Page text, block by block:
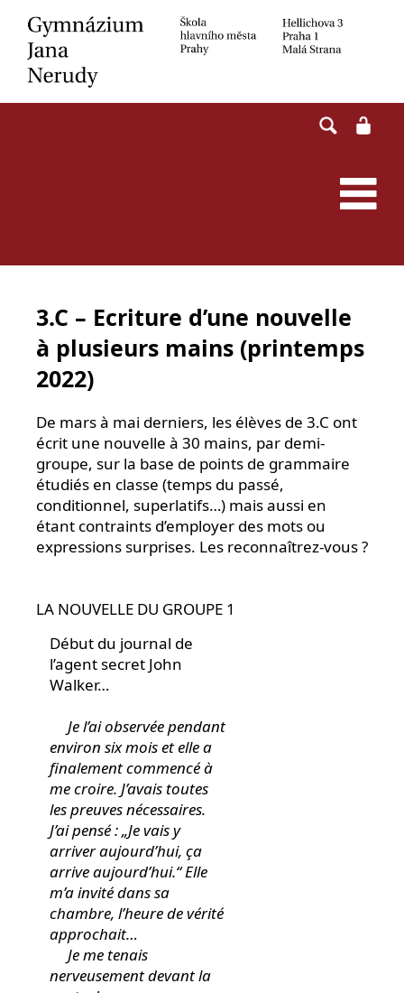
content
3.C – Ecriture d’une nouvelle
à plusieurs mains (printemps
2022)
De mars à mai derniers, les élèves de 3.C ont
écrit une nouvelle à 30 mains, par demi-
groupe, sur la base de points de grammaire
étudiés en classe (temps du passé,
conditionnel, superlatifs…) mais aussi en
étant contraints d’employer des mots ou
expressions surprises. Les reconnaîtrez-vous ?
LA NOUVELLE DU GROUPE 1
Début du journal de
l’agent secret John
Walker…
Je l’ai observée pendant
environ six mois et elle a
finalement commencé à
me croire. J’avais toutes
les preuves nécessaires.
J’ai pensé : „Je vais y
arriver aujourd’hui, ça
arrive aujourd’hui.“Elle
m’a invité dans sa
chambre, l’heure de vérité
approchait…
Je me tenais
nerveusement devant la